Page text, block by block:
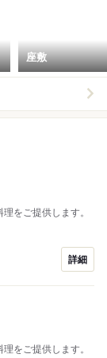
座敷
をご提供します。
詳細
をご提供します。